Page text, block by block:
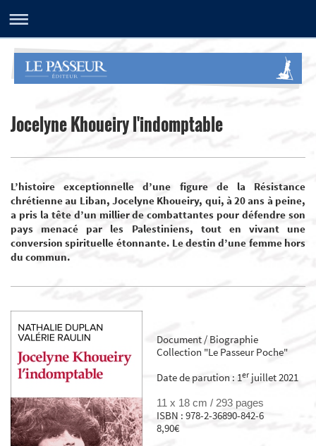
Jocelyne Khoueiry l'indomptable
L’histoire exceptionnelle d’une figure de la Résistance
chrétienne au Liban, Jocelyne Khoueiry, qui, à 20 ans à peine,
a pris la tête d’un millier de combattantes pour défendre son
pays menacé par les Palestiniens, tout en vivant une
conversion spirituelle étonnante. Le destin d’une femme hors
du commun.
Document / Biographie
Collection "Le Passeur Poche"
Date de parution : 1er juillet 2021
11 x 18 cm / 293 pages
ISBN : 978-2-36890-842-6
8,90€